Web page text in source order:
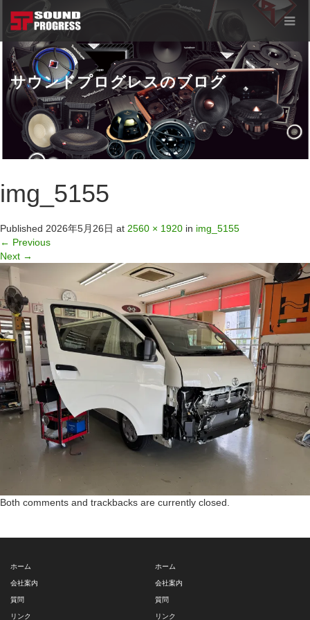
サウンドプログレスのブログ
img_5155
Published 2026年5月26日 at 2560 × 1920 in img_5155
← Previous
Next →
Both comments and trackbacks are currently closed.
ホーム
会社案内
質問
リンク
ホーム
会社案内
質問
リンク